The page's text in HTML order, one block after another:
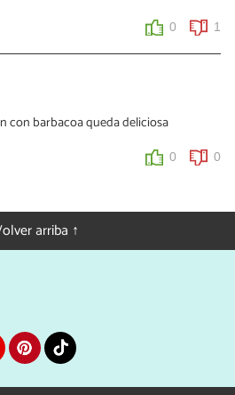
0 1
con barbacoa queda deliciosa
0 0
arriba ↑